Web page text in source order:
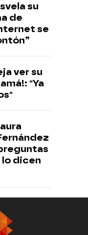
su
de
se
ver su
"Ya
lo dicen